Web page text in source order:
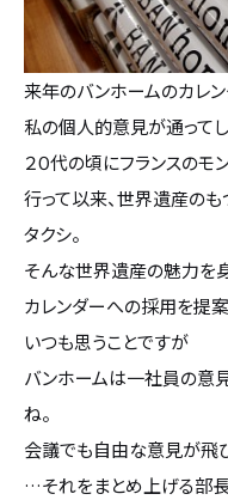
家づくりの流れ
お客様の声
お知らせ
ブログ
住宅の無料相談会
カタログ請求
来年のバンホームのカレ
私の個人的意見が通って
２０代の頃にフランスのモ
行って以来、世界遺産の
タクシ。
そんな世界遺産の魅力を
カレンダーへの採用を提案
いつも思うことですが
バンホームは一社員の意
ね。
会議でも自由な意見が飛
…それをまとめ上げる部